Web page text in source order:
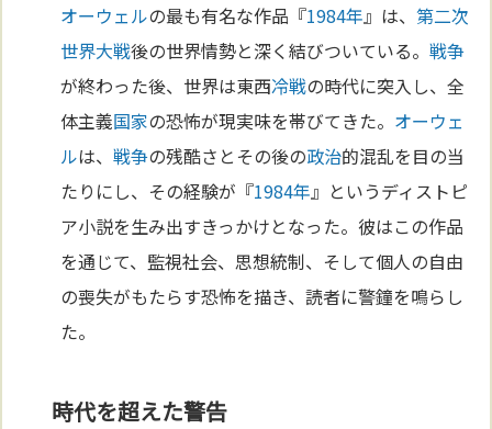
オーウェルの最も有名な作品『1984年』は、第二次
世界大戦後の世界情勢と深く結びついている。戦争
が終わった後、世界は東西冷戦の時代に突入し、全
体主義国家の恐怖が現実味を帯びてきた。 オーウェ
ルは、戦争の残酷さとその後の政治的混乱を目の当
たりにし、その経験が『1984年』というディストピ
ア小説を生み出すきっかけとなった。彼はこの作品
を通じて、監視社会、思想統制、そして個人の自由
の喪失がもたらす恐怖を描き、読者に警鐘を鳴らし
た。
時代を超えた警告